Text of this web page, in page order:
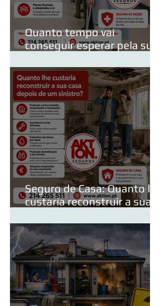
Quanto tempo vai
conseguir esperar pela sua
Seguro de Casa: Quanto lhe
custaria reconstruir a sua